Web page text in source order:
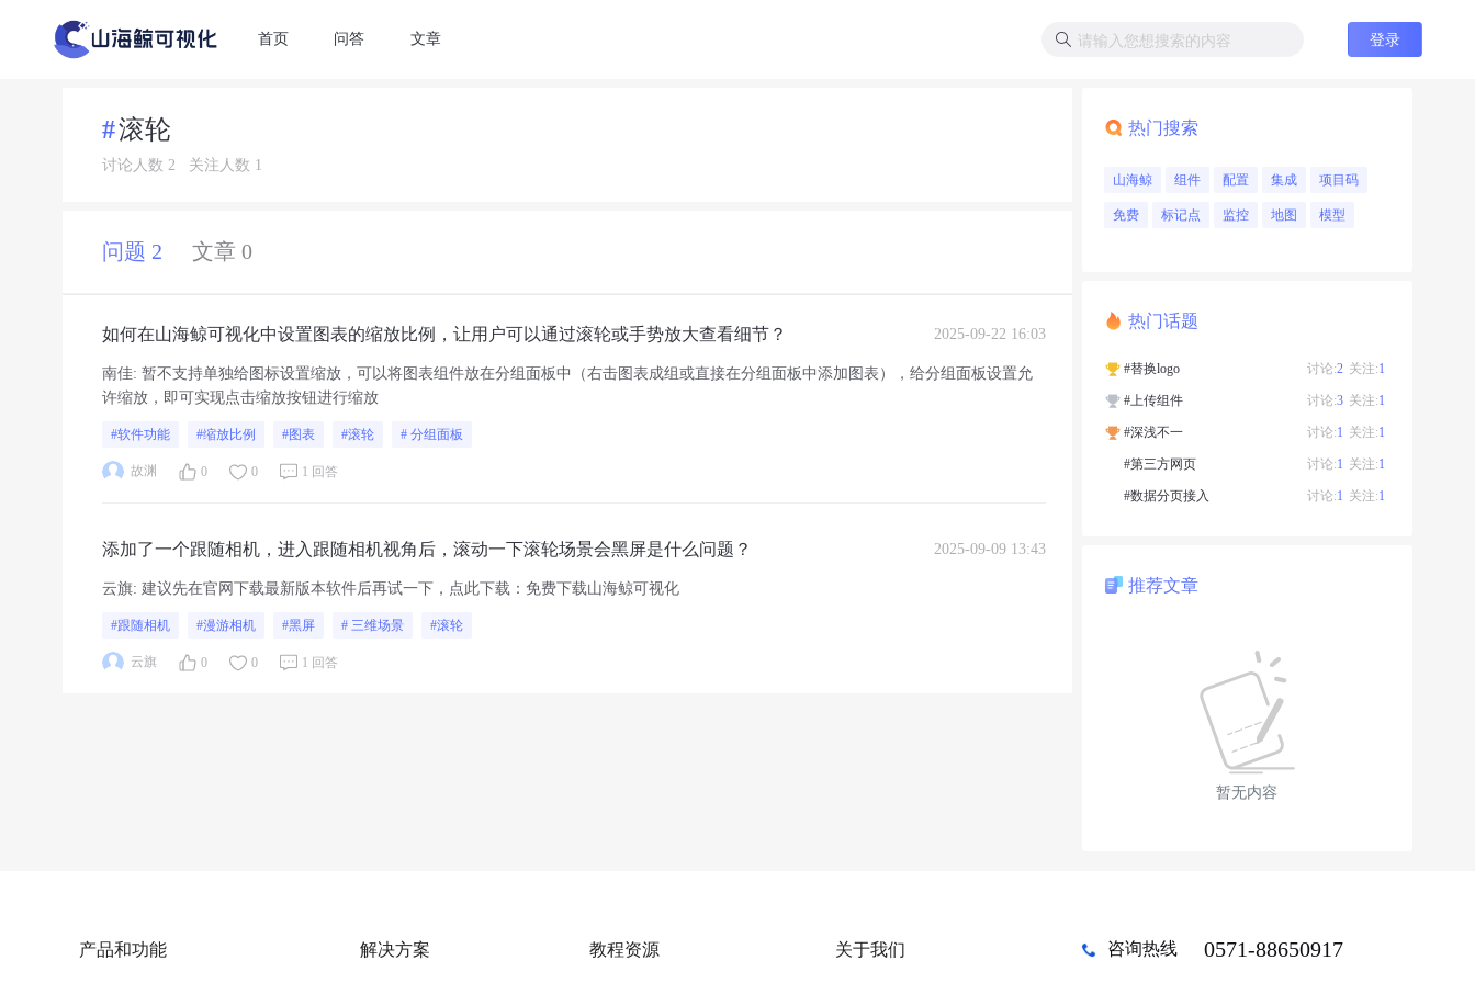
首页 问答 文章 登录
滚轮
讨论人数 2 关注人数 1
问题 2 文章 0
如何在山海鲸可视化中设置图表的缩放比例，让用户可以通过滚轮或手势放大查看细节？ 2025-09-22 16:03
南佳: 暂不支持单独给图标设置缩放，可以将图表组件放在分组面板中（右击图表成组或直接在分组面板中添加图表），给分组面板设置允
许缩放，即可实现点击缩放按钮进行缩放
#软件功能 #缩放比例 #图表 #滚轮 # 分组面板
故渊 0 0 1 回答
添加了一个跟随相机，进入跟随相机视角后，滚动一下滚轮场景会黑屏是什么问题？ 2025-09-09 13:43
云旗: 建议先在官网下载最新版本软件后再试一下，点此下载：免费下载山海鲸可视化
#跟随相机 #漫游相机 #黑屏 # 三维场景 #滚轮
云旗 0 0 1 回答
热门搜索
山海鲸 组件 配置 集成 项目码
免费 标记点 监控 地图 模型
热门话题
#替换logo 讨论:2 关注:1
#上传组件 讨论:3 关注:1
#深浅不一 讨论:1 关注:1
#第三方网页 讨论:1 关注:1
#数据分页接入 讨论:1 关注:1
推荐文章
暂无内容
产品和功能 解决方案 教程资源 关于我们 咨询热线 0571-88650917